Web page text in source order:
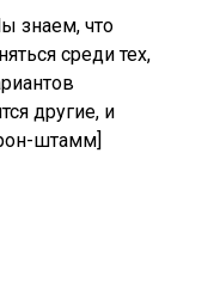
знаем, что
среди тех,
другие, и
штамм]